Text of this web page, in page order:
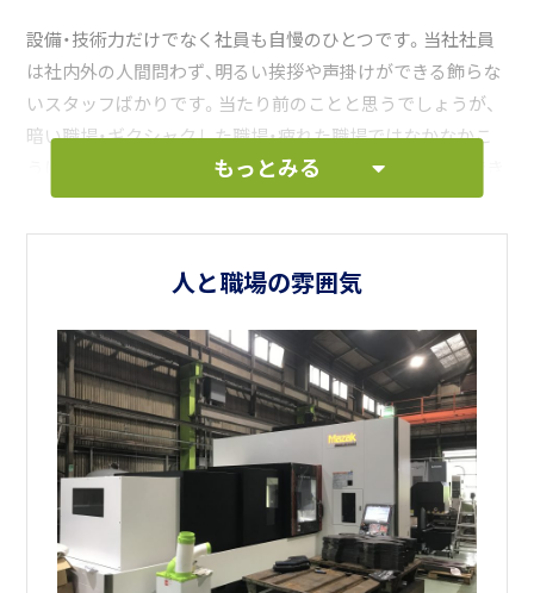
設備・技術力だけでなく社員も自慢のひとつです。当社社員
は社内外の人間問わず、明るい挨拶や声掛けができる飾らな
いスタッフばかりです。当たり前のことと思うでしょうが、
暗い職場・ギクシャクした職場・疲れた職場ではなかなかこ
うはいかないのではないでしょうか。安心して長く勤務でき
る馴染みやすい環境だと思います。また、しっかりスキルア
ップできる環境を整えております。
千葉工場は、大多喜城やいすみ鉄道、観光名所となっている
滝もあるような自然豊かな場所にあります。通勤には不便で
すが、交通費はしっかりお支払いしますし、逆に渋滞しない
といった利点があります！（笑）
近隣の方をはじめ、遠方からの移住者、また故郷にＵターン
を検討されてる方など、お気軽にご応募お待ちしておりま
す。
もっとみる
人と職場の雰囲気